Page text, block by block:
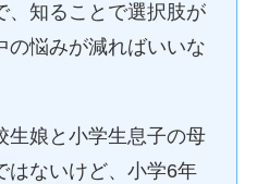
、知ることで選択肢が
の悩みが減ればいいな
生娘と小学生息子の母
はないけど、小学6年